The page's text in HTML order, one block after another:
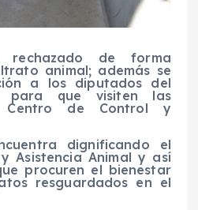
de forma
animal; además se
a los diputados del
para que visiten las
Centro de Control y
dignificando el
Asistencia Animal y así
procuren el bienestar
resguardados en el